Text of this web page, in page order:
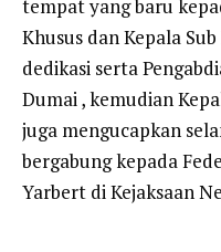
tempat yang baru
Khusus dan Kepala
dedikasi serta
Dumai , kemudian
juga mengucapkan
bergabung kepada
Yarbert di Kejaksaan